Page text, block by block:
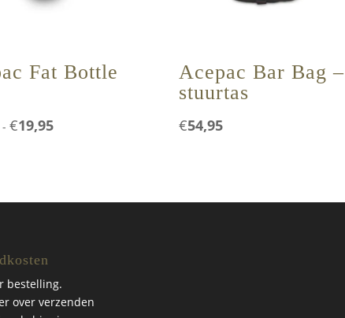
Fat Bottle
- €19,95Prijsklasse:
Acepac Bar Bag –
stuurtas
€54,95
bestelling.
over verzenden